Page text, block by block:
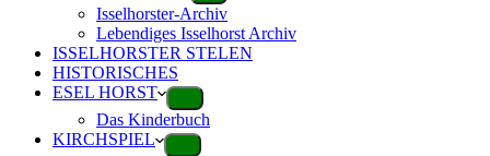
Isselhorster-Archiv
Lebendiges Isselhorst Archiv
ISSELHORSTER STELEN
HISTORISCHES
ESEL HORST
Das Kinderbuch
KIRCHSPIEL